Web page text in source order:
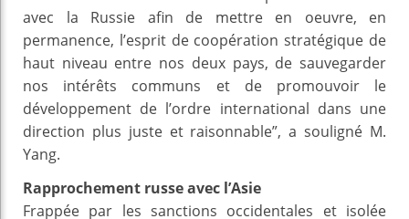
avec la Russie afin de mettre en oeuvre, en
permanence, l’esprit de coopération stratégique de
haut niveau entre nos deux pays, de sauvegarder
nos intérêts communs et de promouvoir le
développement de l’ordre international dans une
direction plus juste et raisonnable”, a souligné M.
Yang.
Rapprochement russe avec l’Asie
Frappée par les sanctions occidentales et isolée